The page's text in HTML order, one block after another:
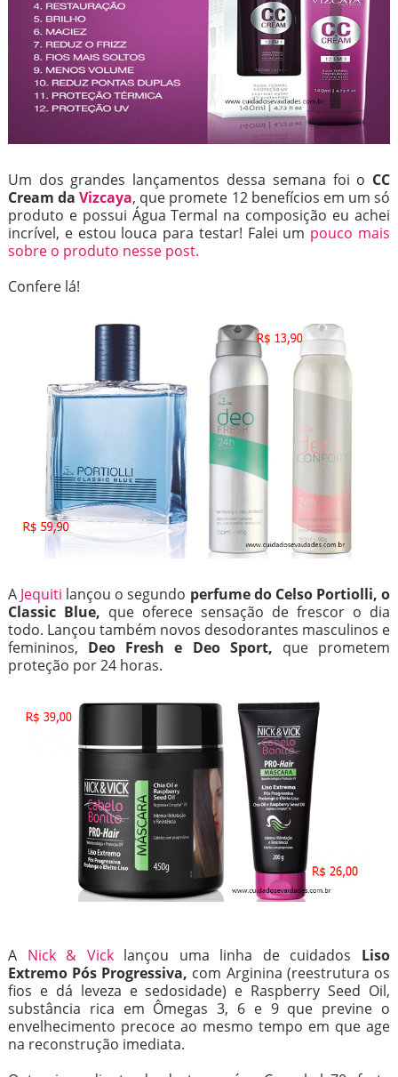
Um dos grandes lançamentos dessa semana foi o CC
Cream daVizcaya, que promete 12 benefícios em um só
produto e possui Água Termal na composição eu achei
incrível, e estou louca para testar! Falei um pouco mais
sobre o produto nesse post.
Confere lá!
A Jequiti lançou o segundo perfume do Celso Portiolli, o
Classic Blue, que oferece sensação de frescor o dia
todo. Lançou também novos desodorantes masculinos e
femininos, Deo Fresh e Deo Sport, que prometem
proteção por 24 horas.
A Nick & Vicklançou uma linha de cuidados Liso
Extremo Pós Progressiva, com Arginina (reestrutura os
fios e dá leveza e sedosidade) e Raspberry Seed Oil,
substância rica em Ômegas 3, 6 e 9 que previne o
envelhecimento precoce ao mesmo tempo em que age
na reconstrução imediata.